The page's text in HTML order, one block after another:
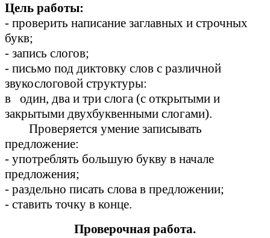
Цель работы:
- проверить написание заглавных и строчных
букв;
- запись слогов;
- письмо под диктовку слов с различной
звукослоговой структуры:
в один, два и три слога (с открытыми и
закрытыми двухбуквенными слогами).
Проверяется умение записывать
предложение:
- употреблять большую букву в начале
предложения;
- раздельно писать слова в предложении;
- ставить точку в конце.
Проверочная работа.